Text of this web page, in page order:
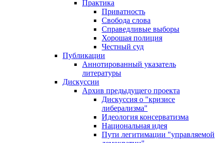
Практика
Приватность
Свобода слова
Справедливые выборы
Хорошая полиция
Честный суд
Публикации
Аннотированный указатель
литературы
Дискуссии
Архив предыдущего проекта
Дискуссия о "кризисе
либерализма"
Идеология консерватизма
Национальная идея
Пути легитимации "управляемой